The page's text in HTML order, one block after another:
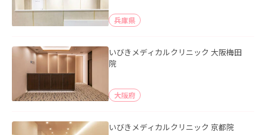
兵庫県
いびきメディカルクリニック 大阪梅田
院
大阪府
いびきメディカルクリニック 京都院